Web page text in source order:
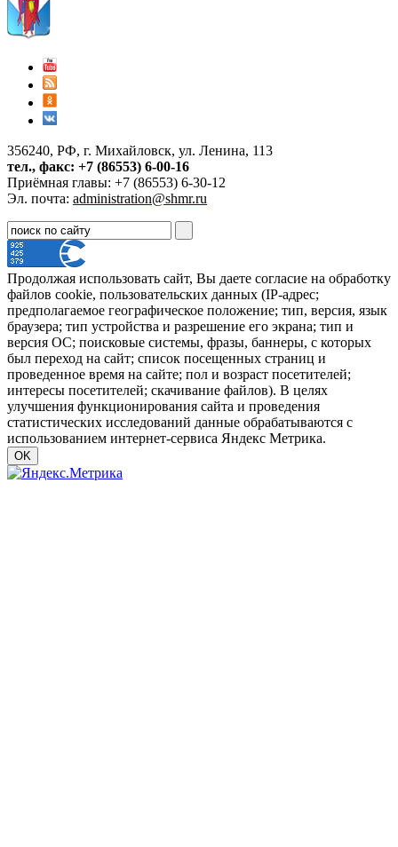
356240, РФ, г. Михайловск, ул. Ленина, 113
тел., факс: +7 (86553) 6-00-16
Приёмная главы: +7 (86553) 6-30-12
Эл. почта: administration@shmr.ru
Продолжая использовать сайт, Вы даете согласие на обработку
файлов cookie, пользовательских данных (IP-адрес;
предполагаемое географическое положение; тип, версия, язык
браузера; тип устройства и разрешение его экрана; тип и
версия ОС; поисковые системы, фразы, баннеры, с которых
был переход на сайт; список посещенных страниц и
проведенное время на сайте; пол и возраст посетителей;
интересы посетителей; скачивание файлов). В целях
улучшения функционирования сайта и проведения
статистических исследований данные обрабатываются с
использованием интернет-сервиса Яндекс Метрика.
OK